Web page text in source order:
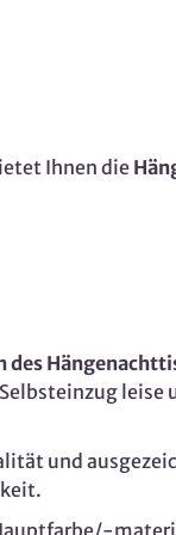
Ihnen die
des
und